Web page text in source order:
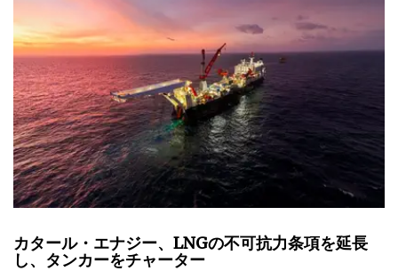
カタール・エナジー、LNGの不可抗力条項を延長
し、タンカーをチャーター